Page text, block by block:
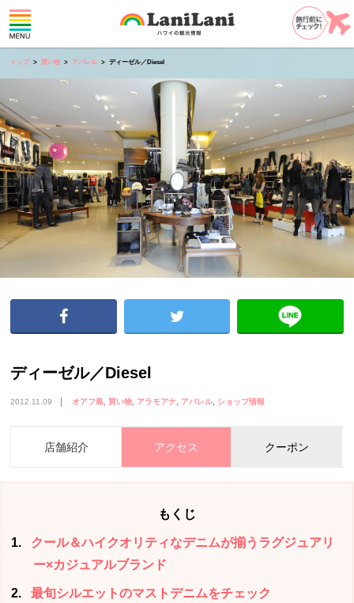
トップ 買い物 アパレル ディーゼル／Diesel
ディーゼル／Diesel
2012.11.09 オアフ島 買い物 アラモアナ アパレル ショップ情報
店舗紹介 アクセス クーポン
もくじ
1
クール＆ハイクオリティなデニムが揃うラグジュアリ
ー×カジュアルブランド
2 最旬シルエットのマストデニムをチェック